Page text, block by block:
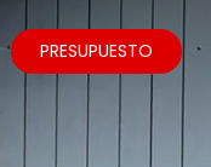
PRESUPUESTO